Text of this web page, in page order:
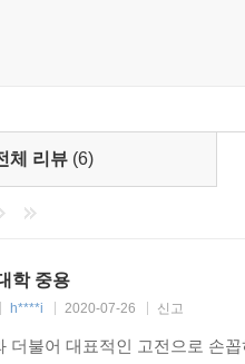
람은 없으나, 맛을 제대로 아는
체 리뷰 (6)
학 중용
h****i 2020-07-26 신고
더불어 대표적인 고전으로 손